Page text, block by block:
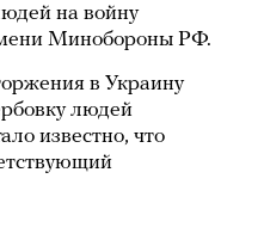
на войну
Минобороны РФ.
в Украину
людей
известно, что